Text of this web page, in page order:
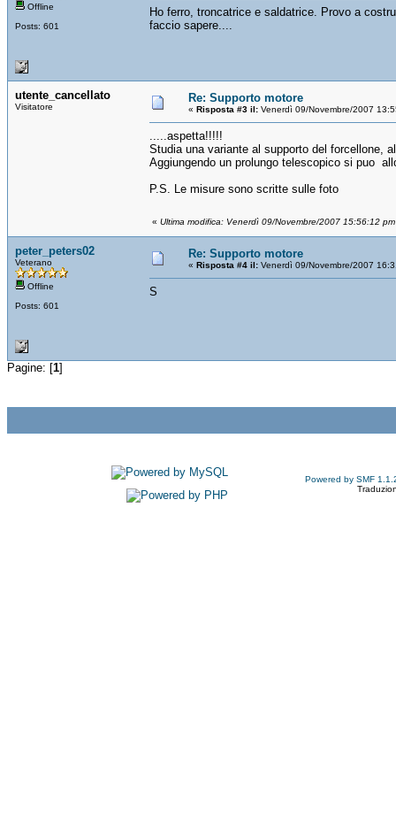
Offline
Posts: 601
Ho ferro, troncatrice e saldatrice. Provo a
faccio sapere....
utente_cancellato
Visitatore
Re: Supporto motore
« Risposta #3 il: Venerdì 09/Novembre/2007
.....aspetta!!!!!
Studia una variante al supporto del forcellone,
Aggiungendo un prolungo telescopico si puo
P.S. Le misure sono scritte sulle foto
« Ultima modifica: Venerdì 09/Novembre/2007 15:56:12
peter_peters02
Veterano
Offline
Posts: 601
Re: Supporto motore
« Risposta #4 il: Venerdì 09/Novembre/2007
S
Pagine: [1]
Powered by SMF